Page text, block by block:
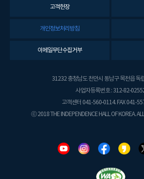
고객헌장
개인정보처리방침
이메일무단수집거부
31232 충청남도 천안시 동남구 목천읍 독
사업자등록번호 : 312-82-
고객센터 041-560-0114. FAX 041-
ⓒ 2018 THE INDEPENDENCE HALL OF KOREA.